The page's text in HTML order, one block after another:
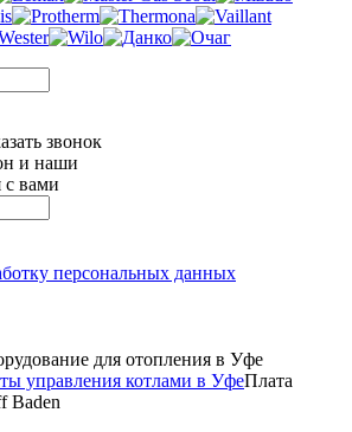
звонок
и наши
с вами
персональных данных
для отопления в Уфе
управления котлами в УфеПлата
Baden